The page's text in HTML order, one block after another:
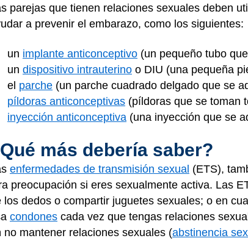
parejas que tienen relaciones sexuales deben
a prevenir el embarazo, como los siguientes:
un implante anticonceptivo (un pequeño tubo
un dispositivo intrauterino o DIU (una pequeña
el parche (un parche cuadrado delgado que se
píldoras anticonceptivas (píldoras que se toman
inyección anticonceptiva (una inyección que se
más debería saber?
enfermedades de transmisión sexual (ETS),
preocupación si eres sexualmente activa. Las
los dedos o compartir juguetes sexuales; o en
condones cada vez que tengas relaciones
no mantener relaciones sexuales (abstinencia